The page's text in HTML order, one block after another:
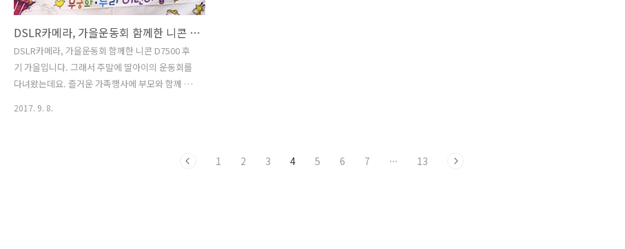
도 없이 잘사용하고 있는 카메라 삼각대입..
DSLR카메라, 가을운동회 함께한 니콘 D7500 후기
DSLR카메라, 가을운동회 함께한 니콘 D7500 후
기 가을입니다. 그래서 주말에 딸아이의 운동회를
다녀왔는데요. 즐거운 가족행사에 부모와 함께 노
사용하기 좋은 카메라였습니다.우선 니콘 D7500
2017. 9. 8.
1 2 3 4 5 6 7 ··· 13